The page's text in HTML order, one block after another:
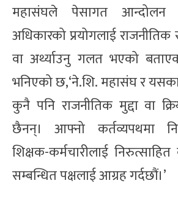
महासंघले पेसागत आन्दोलन
अधिकारको प्रयोगलाई
वा अर्थ्याउनु गलत भएको
भनिएको छ,‘ने.शि. महासंघ र
कुनै पनि राजनीतिक मुद्दा वा
छैनन्। आफ्नो कर्तव्यपथमा
शिक्षक-कर्मचारीलाई
सम्बन्धित पक्षलाई आग्रह गर्दछौं।’